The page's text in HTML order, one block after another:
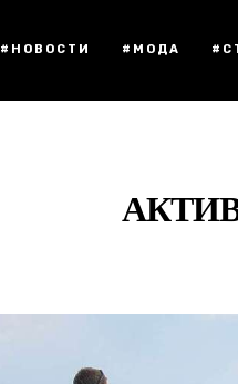
#НОВОСТИ #МОДА